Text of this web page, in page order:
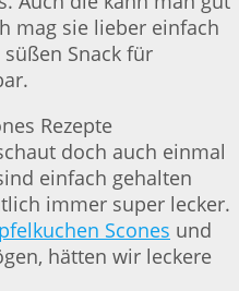
mag sie lieber einfach
Snack für
Rezepte
doch auch einmal
einfach gehalten
immer super lecker.
Scones und
hätten wir leckere